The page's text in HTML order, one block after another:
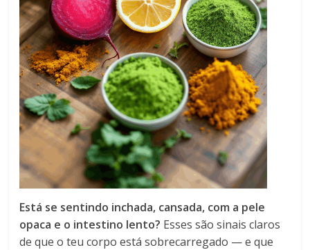
Está se sentindo inchada, cansada, com a pele
opaca e o intestino lento? Esses são sinais claros
de que o teu corpo está sobrecarregado — e que